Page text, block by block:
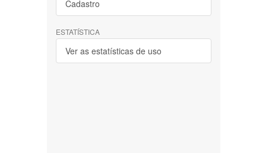
Cadastro
ESTATÍSTICA
Ver as estatísticas de uso